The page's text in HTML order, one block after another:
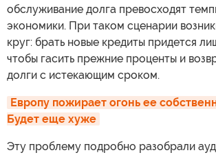
обслуживание долга превосходят
экономики. При таком сценарии
круг: брать новые кредиты придется
чтобы гасить прежние проценты и
долги с истекающим сроком.
Европу пожирает огонь ее
Будет еще хуже
Эту проблему подробно разобрали